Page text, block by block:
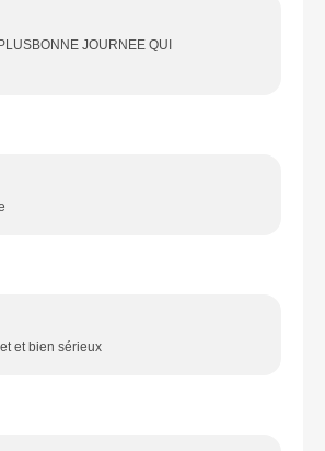
JOURNEE QUI
et bien sérieux